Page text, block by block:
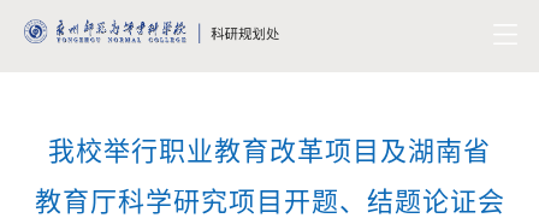
我校举行职业教育改革项目及湖南省
教育厅科学研究项目开题、结题论证会